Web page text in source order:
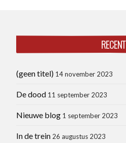
RECENT
(geen titel) 14 november 2023
De dood 11 september 2023
Nieuwe blog 1 september 2023
In de trein 26 augustus 2023